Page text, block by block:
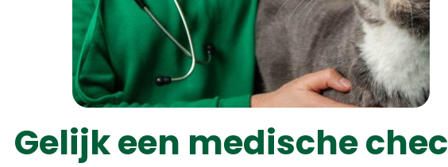
Gelijk een medische